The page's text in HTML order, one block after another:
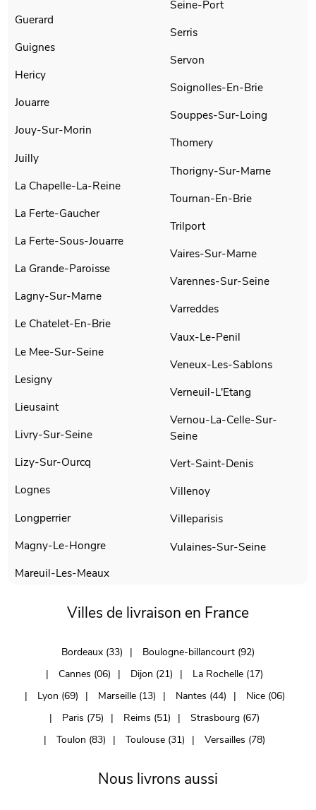
Guerard
Guignes
Hericy
Jouarre
Jouy-Sur-Morin
Juilly
La Chapelle-La-Reine
La Ferte-Gaucher
La Ferte-Sous-Jouarre
La Grande-Paroisse
Lagny-Sur-Marne
Le Chatelet-En-Brie
Le Mee-Sur-Seine
Lesigny
Lieusaint
Livry-Sur-Seine
Lizy-Sur-Ourcq
Lognes
Longperrier
Magny-Le-Hongre
Mareuil-Les-Meaux
Seine-Port
Serris
Servon
Soignolles-En-Brie
Souppes-Sur-Loing
Thomery
Thorigny-Sur-Marne
Tournan-En-Brie
Trilport
Vaires-Sur-Marne
Varennes-Sur-Seine
Varreddes
Vaux-Le-Penil
Veneux-Les-Sablons
Verneuil-L'Etang
Vernou-La-Celle-Sur-
Seine
Vert-Saint-Denis
Villenoy
Villeparisis
Vulaines-Sur-Seine
Villes de livraison en France
Bordeaux (33)
Boulogne-billancourt (92)
Cannes (06)
Dijon (21)
La Rochelle (17)
Lyon (69)
Marseille (13) Nantes (44)
Nice (06)
Paris (75)
Reims (51)
Strasbourg (67)
Toulon (83)
Toulouse (31) Versailles (78)
Nous livrons aussi